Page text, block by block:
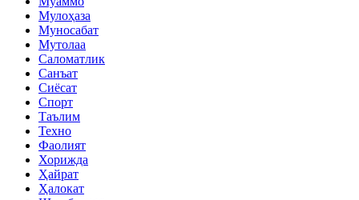
Мулоҳаза
Муносабат
Мутолаа
Саломатлик
Санъат
Сиёсат
Спорт
Таълим
Техно
Фаолият
Хорижда
Ҳайрат
Ҳалокат